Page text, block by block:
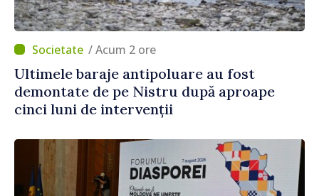
/ Acum 2 ore
Ultimele baraje antipoluare au fost
demontate de pe Nistru după aproape
cinci luni de intervenții